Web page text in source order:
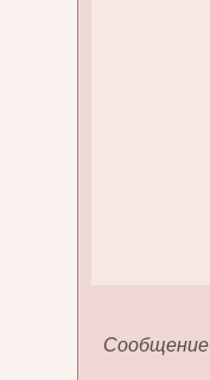
Сообщение